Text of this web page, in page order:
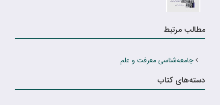
مطالب مرتبط
جامعه‌شناسى معرفت و علم
دسته‌های کتاب